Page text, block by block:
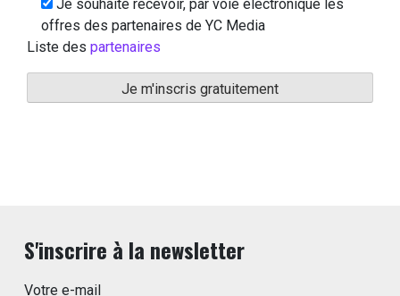
Je souhaite recevoir, par voie électronique les
offres des partenaires de YC Media
Liste des partenaires
S'inscrire à la newsletter
Votre e-mail